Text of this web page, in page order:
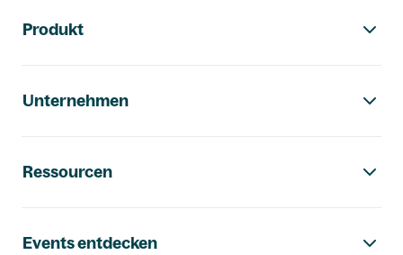
Produkt
Unternehmen
Ressourcen
Events entdecken